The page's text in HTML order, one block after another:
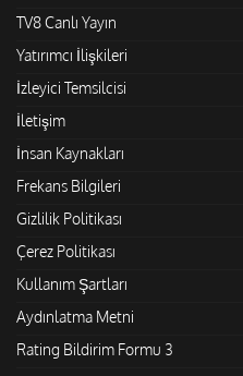
TV8 Canlı Yayın
Yatırımcı İlişkileri
İzleyici Temsilcisi
İletişim
İnsan Kaynakları
Frekans Bilgileri
Gizlilik Politikası
Çerez Politikası
Kullanım Şartları
Aydınlatma Metni
Rating Bildirim Formu 3